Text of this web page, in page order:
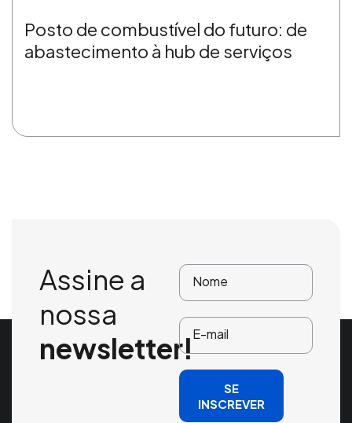
Posto de combustível do futuro: de
abastecimento à hub de serviços
Assine a
nossa
newsletter!
SE
INSCREVER